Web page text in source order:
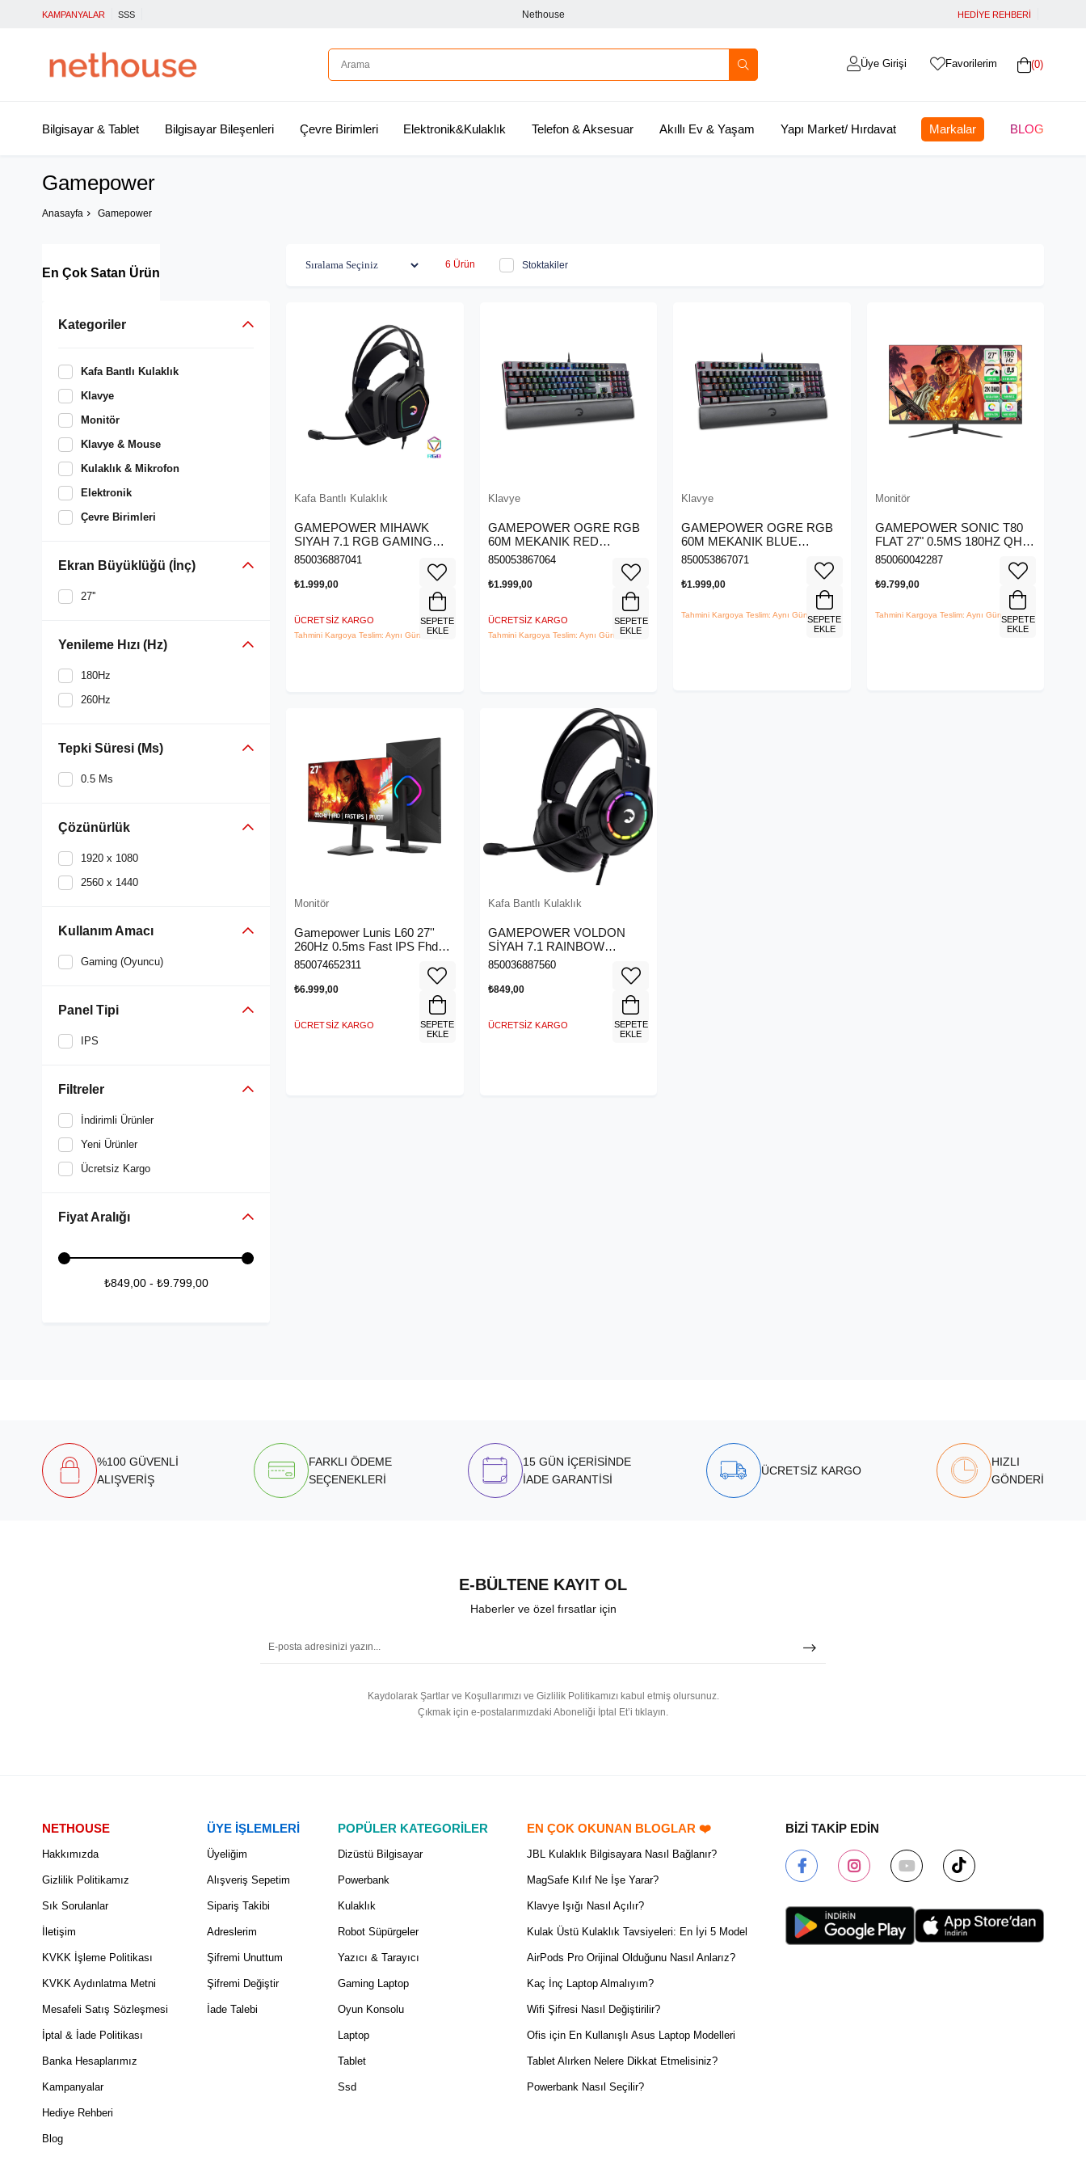
KAMPANYALAR SSS Nethouse HEDİYE REHBERİ
0
Favorilerim
Üye Girişi
Bilgisayar & Tablet Bilgisayar Bileşenleri Çevre Birimleri Elektronik&Kulaklık Telefon & Aksesuar Akıllı Ev & Yaşam Yapı Market/ Hırdavat Markalar BLOG
Gamepower
Anasayfa Gamepower
En Çok Satan Ürün
Kategoriler
Kafa Bantlı Kulaklık
Klavye
Monitör
Klavye & Mouse
Kulaklık & Mikrofon
Elektronik
Çevre Birimleri
Ekran Büyüklüğü (İnç)
27''
Yenileme Hızı (Hz)
180Hz
260Hz
Tepki Süresi (Ms)
0.5 Ms
Çözünürlük
1920 x 1080
2560 x 1440
Kullanım Amacı
Gaming (Oyuncu)
Panel Tipi
IPS
Filtreler
İndirimli Ürünler
Yeni Ürünler
Ücretsiz Kargo
Fiyat Aralığı
₺849,00 - ₺9.799,00
6 Ürün Stoktakiler
Kafa Bantlı Kulaklık
GAMEPOWER MIHAWK
SIYAH 7.1 RGB GAMING
KULAKLIK MF911GMP102
850036887041
₺1.999,00
SEPETE
EKLE
ÜCRETSIZ KARGO
Tahmini Kargoya Teslim: Aynı Gün
Klavye
GAMEPOWER OGRE RGB
60M MEKANIK RED
SWITCH KLAVYE
850053867064
₺1.999,00
SEPETE
EKLE
ÜCRETSIZ KARGO
Tahmini Kargoya Teslim: Aynı Gün
Klavye
GAMEPOWER OGRE RGB
60M MEKANIK BLUE
SWITCH KLAVYE -
850053867071
₺1.999,00
SEPETE
EKLE
Tahmini Kargoya Teslim: Aynı Gün
Monitör
GAMEPOWER SONIC T80
FLAT 27" 0.5MS 180HZ QHD
MONITOR
850060042287
₺9.799,00
SEPETE
EKLE
Tahmini Kargoya Teslim: Aynı Gün
Monitör
Gamepower Lunis L60 27''
260Hz 0.5ms Fast IPS Fhd
Rgb Pivot Gaming Monitör
850074652311
₺6.999,00
SEPETE
EKLE
ÜCRETSIZ KARGO
Kafa Bantlı Kulaklık
GAMEPOWER VOLDON
SİYAH 7.1 RAINBOW
GAMING KULAKLIK
850036887560
₺849,00
SEPETE
EKLE
ÜCRETSIZ KARGO
%100 GÜVENLİ
ALIŞVERİŞ
FARKLI ÖDEME
SEÇENEKLERİ
15 GÜN İÇERİSİNDE
İADE GARANTİSİ
ÜCRETSİZ KARGO
HIZLI
GÖNDERİ
E-BÜLTENE KAYIT OL
Haberler ve özel fırsatlar için
Kaydolarak Şartlar ve Koşullarımızı ve Gizlilik Politikamızı kabul etmiş olursunuz.
Çıkmak için e-postalarımızdaki Aboneliği İptal Et’i tıklayın.
NETHOUSE
Hakkımızda
Gizlilik Politikamız
Sık Sorulanlar
İletişim
KVKK İşleme Politikası
KVKK Aydınlatma Metni
Mesafeli Satış Sözleşmesi
İptal & İade Politikası
Banka Hesaplarımız
Kampanyalar
Hediye Rehberi
Blog
ÜYE İŞLEMLERİ
Üyeliğim
Alışveriş Sepetim
Sipariş Takibi
Adreslerim
Şifremi Unuttum
Şifremi Değiştir
İade Talebi
POPÜLER KATEGORİLER
Dizüstü Bilgisayar
Powerbank
Kulaklık
Robot Süpürgeler
Yazıcı & Tarayıcı
Gaming Laptop
Oyun Konsolu
Laptop
Tablet
Ssd
EN ÇOK OKUNAN BLOGLAR ❤️
JBL Kulaklık Bilgisayara Nasıl Bağlanır?
MagSafe Kılıf Ne İşe Yarar?
Klavye Işığı Nasıl Açılır?
Kulak Üstü Kulaklık Tavsiyeleri: En İyi 5 Model
AirPods Pro Orijinal Olduğunu Nasıl Anlarız?
Kaç İnç Laptop Almalıyım?
Wifi Şifresi Nasıl Değiştirilir?
Ofis için En Kullanışlı Asus Laptop Modelleri
Tablet Alırken Nelere Dikkat Etmelisiniz?
Powerbank Nasıl Seçilir?
BİZİ TAKİP EDİN